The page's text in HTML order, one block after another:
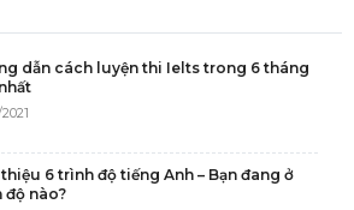
dẫn cách luyện thi Ielts trong 6 tháng
6 trình độ tiếng Anh – Bạn đang ở
độ nào?